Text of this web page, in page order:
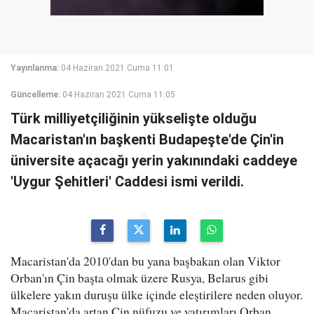
Yayınlanma: 04 Haziran 2021 Cuma 11:01
Güncelleme: 04 Haziran 2021 Cuma 11:05
Türk milliyetçiliğinin yükselişte olduğu
Macaristan'ın başkenti Budapeşte'de Çin'in
üniversite açacağı yerin yakınındaki caddeye
'Uygur Şehitleri' Caddesi ismi verildi.
Macaristan'da 2010'dan bu yana başbakan olan Viktor
Orban'ın Çin başta olmak üzere Rusya, Belarus gibi
ülkelere yakın duruşu ülke içinde eleştirilere neden oluyor.